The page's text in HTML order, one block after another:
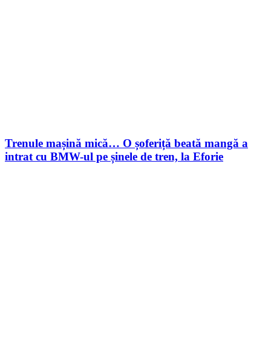
Trenule mașină mică… O șoferiță beată mangă a
intrat cu BMW-ul pe șinele de tren, la Eforie